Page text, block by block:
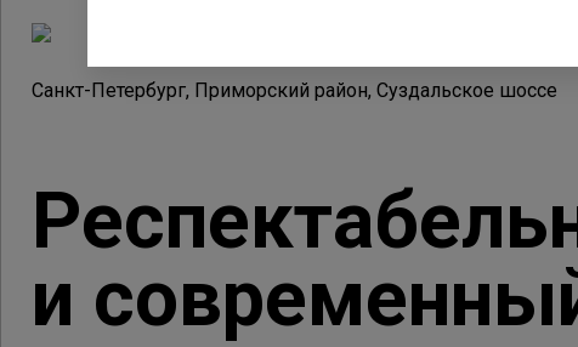
Санкт-Петербург, Приморский район, Суздальское шоссе
и